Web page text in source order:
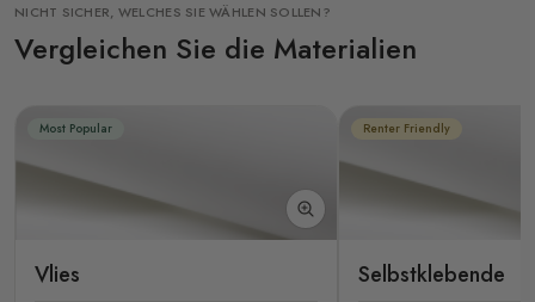
NICHT SICHER, WELCHES SIE WÄHLEN SOLLEN?
Vergleichen Sie die Materialien
Most Popular
Vlies
Renter Friendly
Selbstklebende